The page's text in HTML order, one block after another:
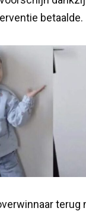
betaalde.
terug